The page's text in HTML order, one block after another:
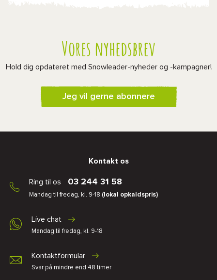
Vores nyhedsbrev
Hold dig opdateret med Snowleader-nyheder og -kampagner!
Jeg vil gerne abonnere
Kontakt os
Ring til os 03 244 31 58
Mandag til fredag, kl. 9-18 (lokal opkaldspris)
Live chat
Mandag til fredag, kl. 9-18
Kontaktformular
Svar på mindre end 48 timer